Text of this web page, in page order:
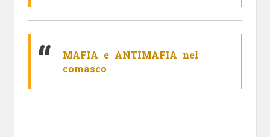
MAFIA e ANTIMAFIA nel
comasco